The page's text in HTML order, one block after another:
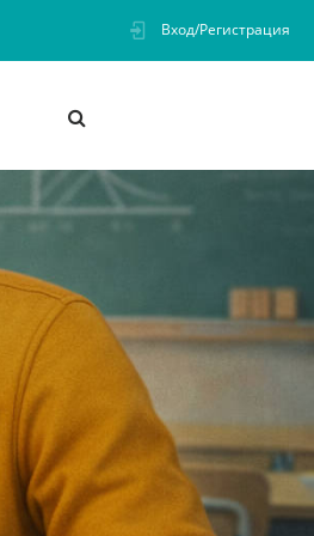
Вход/Регистрация